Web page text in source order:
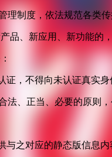
理制度，依法规范各类
品、新应用、新功能
，不得向未认证真实
法、正当、必要的原
与之对应的静态版信息内